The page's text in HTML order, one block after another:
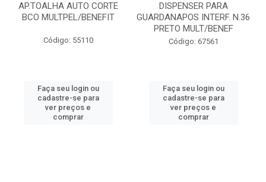
AP.TOALHA AUTO CORTE
BCO MULTPEL/BENEFIT
Código: 55110
Faça seu login ou
cadastre-se para
ver preços e
comprar
DISPENSER PARA
GUARDANAPOS INTERF. N.36
PRETO MULT/BENEF
Código: 67561
Faça seu login ou
cadastre-se para
ver preços e
comprar